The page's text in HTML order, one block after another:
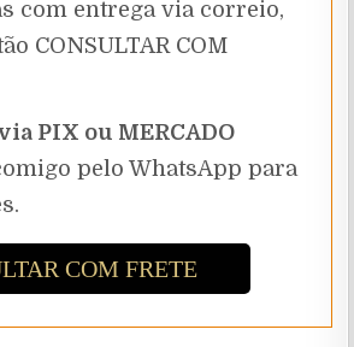
com entrega via correio,
CONSULTAR COM
PIX ou MERCADO
pelo WhatsApp para
COM FRETE